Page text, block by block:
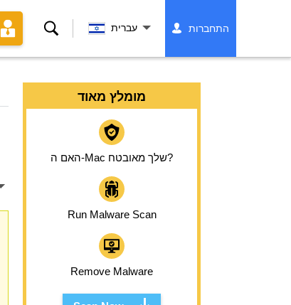
לחפש עברית התחברות
מומלץ מאוד
האם ה-Mac שלך מאובטח?
Run Malware Scan
Remove Malware